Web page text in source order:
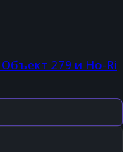
279 и Ho-Ri